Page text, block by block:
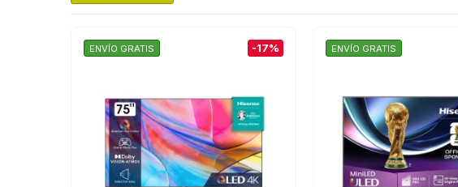
ENVÍO GRATIS -17% ENVÍO GRATIS